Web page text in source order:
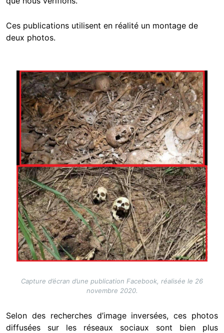
Ces publications utilisent en réalité un montage de
deux photos.
Image
Capture d’écran d’une publication Facebook, réalisée le 26
novembre 2020.
Selon des recherches d’image inversées, ces photos
diffusées sur les réseaux sociaux sont bien plus